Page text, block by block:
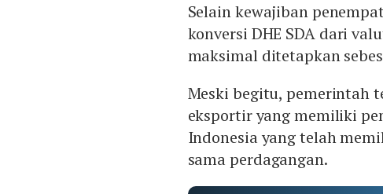
Selain kewajiban
konversi DHE SDA dari
maksimal ditetapkan
Meski begitu, pemerintah
eksportir yang memiliki
Indonesia yang telah
sama perdagangan.